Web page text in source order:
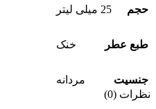
حجم 25 میلی لیتر
طبع عطر خنک
جنسيت
مردانه
نظرات (0)